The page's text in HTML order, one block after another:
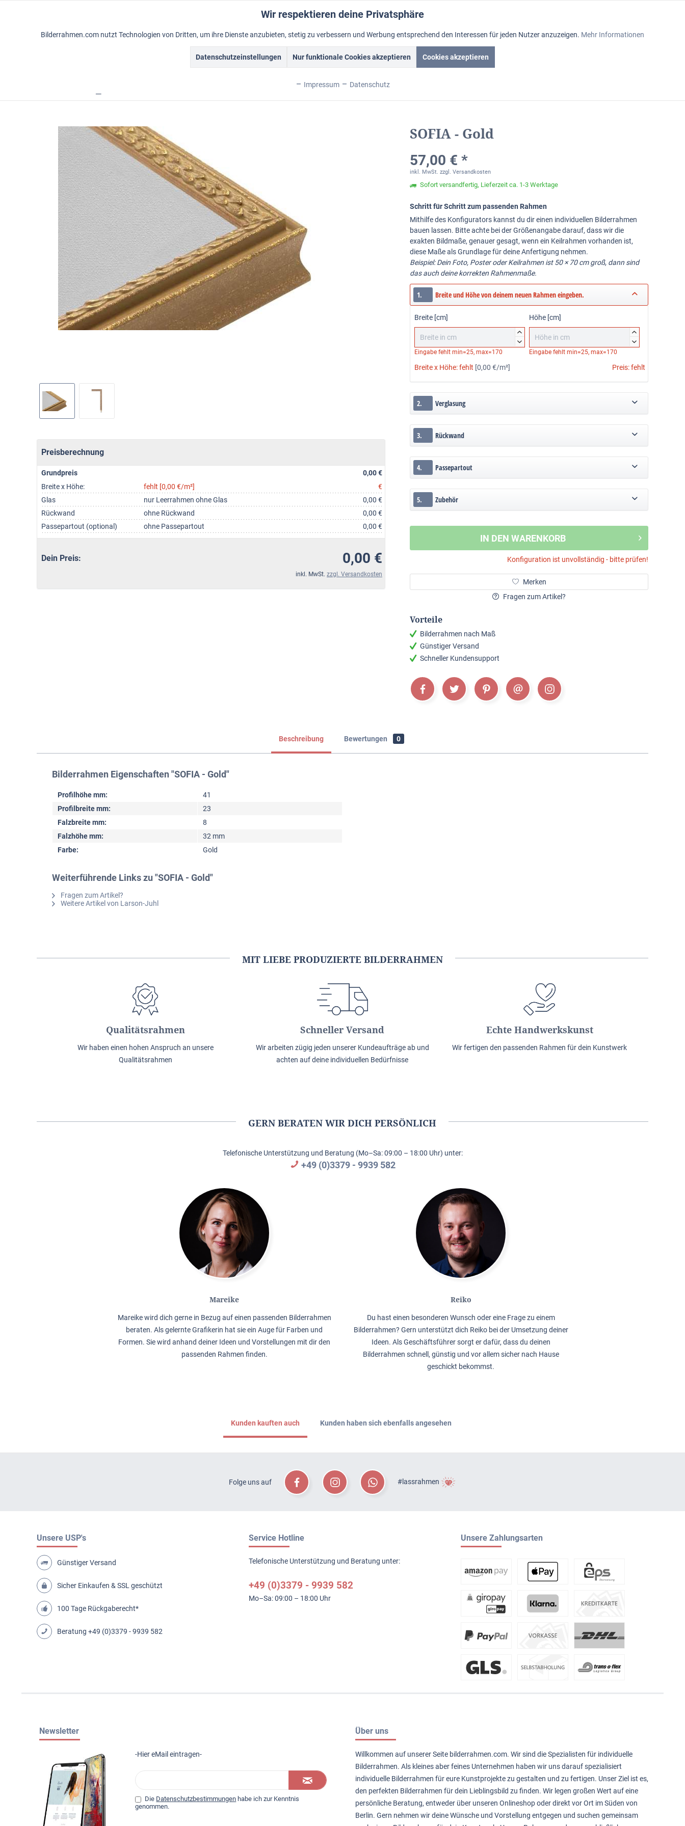
Vintagerahmen Barockrahmen Schattenfugenrahmen Fotorahmen Aluminiumrahmen
Preisberechnung
Grundpreis
0,00 €
Breite x Höhe:
fehlt [0,00 €/m²]
€
Glas
nur Leerrahmen ohne Glas
0,00 €
Rückwand
ohne Rückwand
0,00 €
Passepartout (optional)
ohne Passepartout 0,00 €
Dein Preis: 0,00 €
inkl. MwSt. zzgl. Versandkosten
SOFIA - Gold
57,00 € *
inkl. MwSt. zzgl. Versandkosten
Sofort versandfertig, Lieferzeit ca. 1-3 Werktage
Schritt für Schritt zum passenden Rahmen
Mithilfe des Konfigurators kannst du dir einen individuellen Bilderrahmen
bauen lassen. Bitte achte bei der Größenangabe darauf, dass wir die
exakten Bildmaße, genauer gesagt, wenn ein Keilrahmen vorhanden ist,
diese Maße als Grundlage für deine Anfertigung nehmen.
Beispiel: Dein Foto, Poster oder Keilrahmen ist 50 × 70 cm groß, dann sind
das auch deine korrekten Rahmenmaße.
1. Breite und Höhe von deinem neuen Rahmen eingeben.
Breite [cm]


Höhe [cm]


Eingabe fehlt min=25, max=170 Eingabe fehlt min=25, max=170
Breite x Höhe:fehlt [0,00 €/m²] Preis:fehlt
2. Verglasung
3. Rückwand
4. Passepartout
5. Zubehör
IN DEN WARENKORB
Konfiguration ist unvollständig - bitte prüfen!
Merken
Fragen zum Artikel?
Vorteile
Bilderrahmen nach Maß
Günstiger Versand
Schneller Kundensupport
Beschreibung Bewertungen 0
Bilderrahmen Eigenschaften "SOFIA - Gold"
Profilhöhe mm:
41
Profilbreite mm:
23
Falzbreite mm:
8
Falzhöhe mm:
32 mm
Farbe:
Gold
Weiterführende Links zu "SOFIA - Gold"
Fragen zum Artikel?
Weitere Artikel von Larson-Juhl
MIT LIEBE PRODUZIERTE BILDERRAHMEN
Qualitätsrahmen
Wir haben einen hohen Anspruch an unsere
Qualitätsrahmen
Schneller Versand
Wir arbeiten zügig jeden unserer Kundeaufträge ab und
achten auf deine individuellen Bedürfnisse
Echte Handwerkskunst
Wir fertigen den passenden Rahmen für dein Kunstwerk
GERN BERATEN WIR DICH PERSÖNLICH
Telefonische Unterstützung und Beratung (Mo–Sa: 09:00 – 18:00 Uhr) unter:
+49 (0)3379 - 9939 582
Mareike
Mareike wird dich gerne in Bezug auf einen passenden Bilderrahmen
beraten. Als gelernte Grafikerin hat sie ein Auge für Farben und
Formen. Sie wird anhand deiner Ideen und Vorstellungen mit dir den
passenden Rahmen finden.
Reiko
Du hast einen besonderen Wunsch oder eine Frage zu einem
Bilderrahmen? Gern unterstützt dich Reiko bei der Umsetzung deiner
Ideen. Als Geschäftsführer sorgt er dafür, dass du deinen
Bilderrahmen schnell, günstig und vor allem sicher nach Hause
geschickt bekommst.
Kunden kauften auch Kunden haben sich ebenfalls angesehen
Folge uns auf #lassrahmen
Unsere USP's
Günstiger Versand
Sicher Einkaufen & SSL geschützt
100 Tage Rückgaberecht*
Beratung +49 (0)3379 - 9939 582
Service Hotline
Telefonische Unterstützung und Beratung unter:
+49 (0)3379 - 9939 582
Mo–Sa: 09:00 – 18:00 Uhr
Unsere Zahlungsarten
Newsletter
-Hier eMail eintragen-
Die Datenschutzbestimmungen habe ich zur Kenntnis
genommen.
Über uns
Willkommen auf unserer Seite bilderrahmen.com. Wir sind die Spezialisten für individuelle
Bilderrahmen. Als kleines aber feines Unternehmen haben wir uns darauf spezialisiert
individuelle Bilderrahmen für eure Kunstprojekte zu gestalten und zu fertigen. Unser Ziel ist es,
den perfekten Bilderrahmen für dein Lieblingsbild zu finden. Wir legen großen Wert auf eine
persönliche Beratung, entweder über unseren Onlineshop oder direkt vor Ort im Süden von
Berlin. Gern nehmen wir deine Wünsche und Vorstellung entgegen und suchen gemeinsam
Service
Wir respektieren deine Privatsphäre
Bilderrahmen.com nutzt Technologien von Dritten, um ihre Dienste anzubieten, stetig zu verbessern und Werbung entsprechend den Interessen für jeden Nutzer anzuzeigen. Mehr Informationen
Datenschutzeinstellungen Nur funktionale Cookies akzeptieren Cookies akzeptieren
Impressum Datenschutz